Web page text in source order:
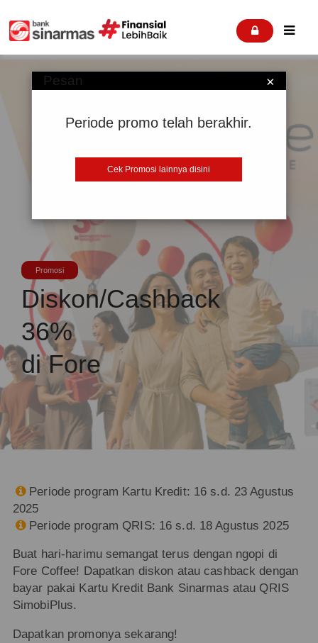
 
Promosi
Diskon/Cashback
36%
di Fore
 Periode program Kartu Kredit: 16 s.d. 23 Agustus
2025
 Periode program QRIS: 16 s.d. 18 Agustus 2025
Buat hari-harimu semangat terus dengan ngopi di
Fore Coffee! Dapatkan diskon atau cashback dengan
bayar pakai Kartu Kredit Bank Sinarmas atau QRIS
SimobiPlus.
Dapatkan promonya sekarang!
×
Pesan
Periode promo telah berakhir.
Cek Promosi lainnya disini